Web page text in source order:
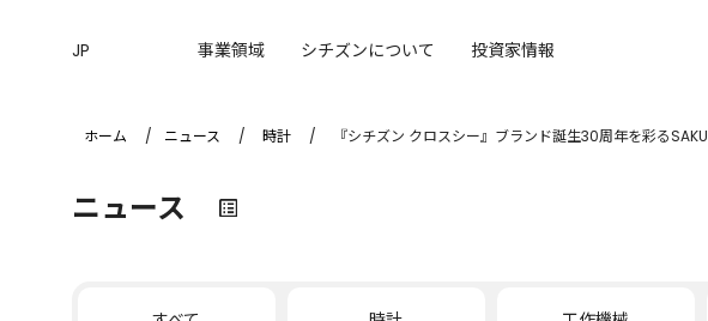
JP 事業領域 シチズンについて 投資家情報
ホーム ニュース 時計 『シチズン クロスシー』ブランド誕生30周年を彩る
ニュース